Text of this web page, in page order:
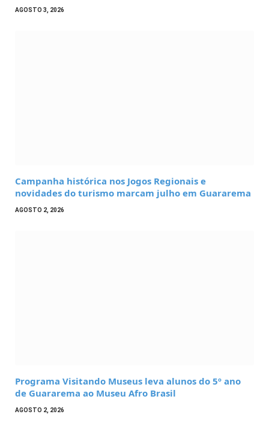
AGOSTO 3, 2026
Campanha histórica nos Jogos Regionais e
novidades do turismo marcam julho em Guararema
AGOSTO 2, 2026
Programa Visitando Museus leva alunos do 5º ano
de Guararema ao Museu Afro Brasil
AGOSTO 2, 2026